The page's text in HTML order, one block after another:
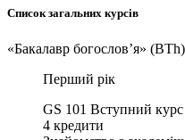
Список загальних курсів
«Бакалавр богословʼя» (BTh)
Перший рік
GS 101 Вступний курс
4 кредити